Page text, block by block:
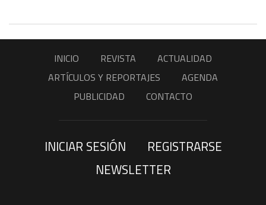
INICIO REVISTA
ACTUALIDAD
ARTÍCULOS Y REPORTAJES
AGENDA
PUBLICIDAD
CONTACTO
INICIAR SESIÓN
REGISTRARSE
NEWSLETTER